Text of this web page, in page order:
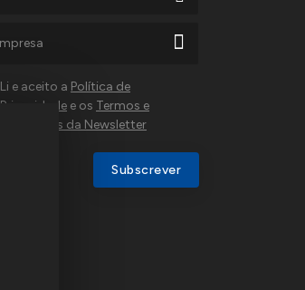
Li e aceito a Política de
Privacidade e os Termos e
Condições da Newsletter
Subscrever